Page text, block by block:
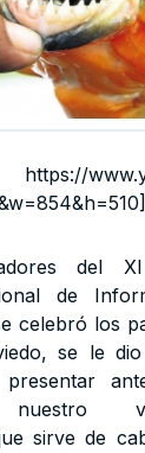
del
de
celebró los
se le dio
nuestro
sirve de